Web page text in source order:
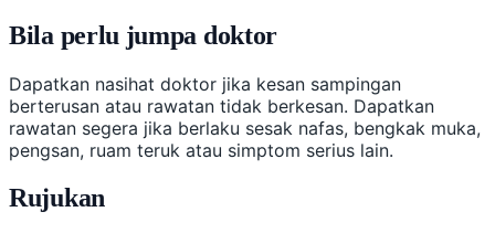
Bila perlu jumpa doktor
Dapatkan nasihat doktor jika kesan sampingan
berterusan atau rawatan tidak berkesan. Dapatkan
rawatan segera jika berlaku sesak nafas, bengkak muka,
pengsan, ruam teruk atau simptom serius lain.
Rujukan